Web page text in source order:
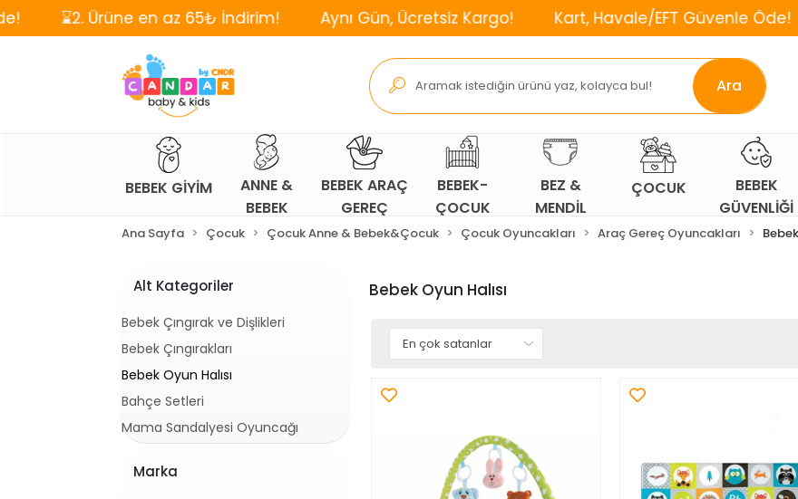
en az 65₺ İndirim! Aynı Gün, Ücretsiz Kargo! Kart, Havale/EFT Güvenle Öde! ⌛2.
Ara
BEBEK GİYİM
ANNE &
BEBEK
BEBEK ARAÇ
GEREÇ
BEBEK-
ÇOCUK
ODASI
BEZ &
MENDİL
ÇOCUK
BEBEK
GÜVENLİĞİ
Ana Sayfa Çocuk Çocuk Anne & Bebek&Çocuk Çocuk Oyuncakları Araç Gereç Oyuncakları
Alt Kategoriler
Bebek Çıngırak ve Dişlikleri
Bebek Çıngırakları
Bebek Oyun Halısı
Bahçe Setleri
Mama Sandalyesi Oyuncağı
Marka
Bebek Oyun Halısı